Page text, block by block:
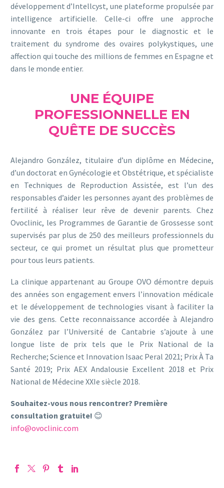
développement d’Intellcyst, une plateforme propulsée par
intelligence artificielle. Celle-ci offre une approche
innovante en trois étapes pour le diagnostic et le
traitement du syndrome des ovaires polykystiques, une
affection qui touche des millions de femmes en Espagne et
dans le monde entier.
UNE ÉQUIPE
PROFESSIONNELLE EN
QUÊTE DE SUCCÈS
Alejandro González, titulaire d’un diplôme en Médecine,
d’un doctorat en Gynécologie et Obstétrique, et spécialiste
en Techniques de Reproduction Assistée, est l’un des
responsables d’aider les personnes ayant des problèmes de
fertilité à réaliser leur rêve de devenir parents. Chez
Ovoclinic, les Programmes de Garantie de Grossesse sont
supervisés par plus de 250 des meilleurs professionnels du
secteur, ce qui promet un résultat plus que prometteur
pour tous leurs patients.
La clinique appartenant au Groupe OVO démontre depuis
des années son engagement envers l’innovation médicale
et le développement de technologies visant à faciliter la
vie des gens. Cette reconnaissance accordée à Alejandro
González par l’Université de Cantabrie s’ajoute à une
longue liste de prix tels que le Prix National de la
Recherche; Science et Innovation Isaac Peral 2021; Prix À Ta
Santé 2019; Prix AEX Andalousie Excellent 2018 et Prix
National de Médecine XXIe siècle 2018.
Souhaitez-vous nous rencontrer? Première
consultation gratuite! 😊
info@ovoclinic.com